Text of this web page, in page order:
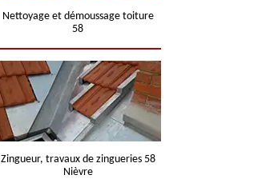
Nettoyage et démoussage toiture
58
Zingueur, travaux de zingueries 58
Nièvre